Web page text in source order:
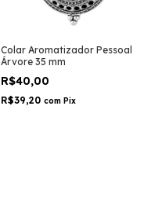
Colar Aromatizador Pessoal
Árvore 35 mm
R$40,00
R$39,20 com Pix